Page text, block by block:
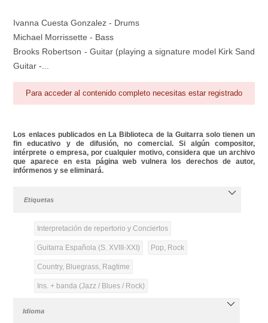
Ivanna Cuesta Gonzalez - Drums
Michael Morrissette - Bass
Brooks Robertson - Guitar (playing a signature model Kirk Sand
Guitar -...
Para acceder al contenido completo necesitas estar registrado
Los enlaces publicados en La Biblioteca de la Guitarra solo tienen un
fin educativo y de difusión, no comercial. Si algún compositor,
intérprete o empresa, por cualquier motivo, considera que un archivo
que aparece en esta página web vulnera los derechos de autor,
infórmenos y se eliminará.
Etiquetas
Interpretación de repertorio y Conciertos
Guitarra Española (S. XVIII-XXI) Pop, Rock
Country, Bluegrass, Ragtime
Ins. + banda (Jazz / Blues / Rock)
Idioma